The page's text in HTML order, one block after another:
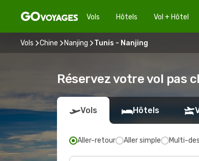
Vols Hôtels Vol + Hôtel
Vols Chine Nanjing Tunis - Nanjing
Réservez votre vol pas
Vols Hôtels
Aller-retour Aller simple Multi-